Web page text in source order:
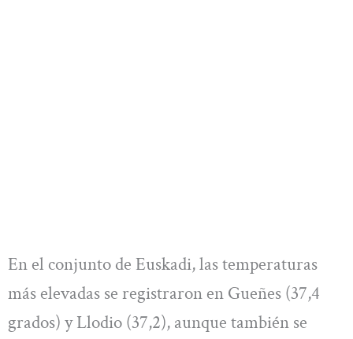
En el conjunto de Euskadi, las temperaturas
más elevadas se registraron en Gueñes (37,4
grados) y Llodio (37,2), aunque también se